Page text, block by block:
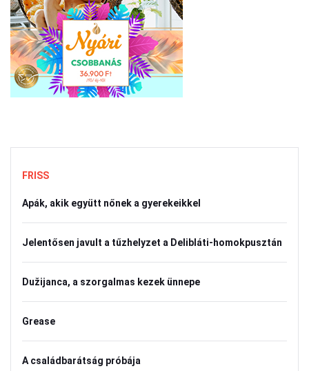
FRISS
Apák, akik együtt nőnek a gyerekeikkel
Jelentősen javult a tűzhelyzet a Delibláti-homokpusztán
Dužijanca, a szorgalmas kezek ünnepe
Grease
A családbarátság próbája